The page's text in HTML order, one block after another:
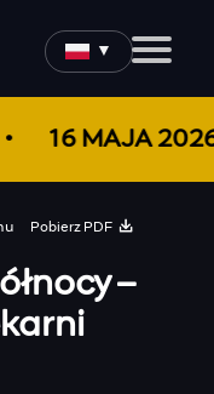
▼
16 MAJA
Pobierz PDF
–